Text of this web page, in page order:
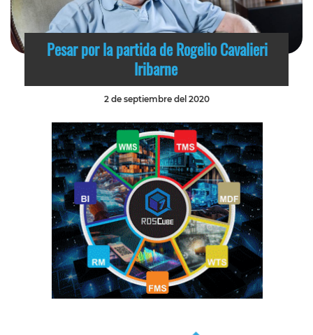
Pesar por la partida de Rogelio Cavalieri
Iribarne
2 de septiembre del 2020